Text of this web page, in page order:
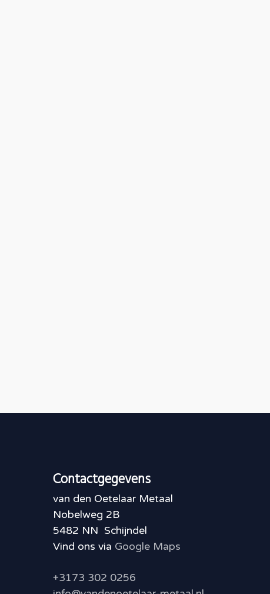
Contactgegevens
van den Oetelaar Metaal
Nobelweg 2B
5482 NN Schijndel
Vind ons via Google Maps
+3173 302 0256